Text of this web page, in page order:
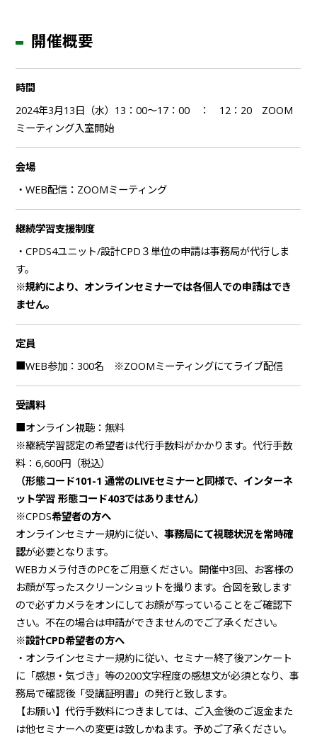
開催概要
時間
2024年3月13日（水）13：00～17：00 ： 12：20 ZOOM
ミーティング入室開始
会場
・WEB配信：ZOOMミーティング
継続学習支援制度
・CPDS4ユニット/設計CPD３単位の申請は事務局が代行しま
す。
※規約により、オンラインセミナーでは各個人での申請はでき
ません。
定員
■WEB参加：300名 ※ZOOMミーティングにてライブ配信
受講料
■オンライン視聴：無料
※継続学習認定の希望者は代行手数料がかかります。代行手数
料：6,600円（税込）
（形態コード101-1 通常のLIVEセミナーと同様で、インターネ
ット学習 形態コード403ではありません）
※CPDS希望者の方へ
オンラインセミナー規約に従い、事務局にて視聴状況を常時確
認が必要となります。
WEBカメラ付きのPCをご用意ください。開催中3回、お客様の
お顔が写ったスクリーンショットを撮ります。合図を致します
ので必ずカメラをオンにしてお顔が写っていることをご確認下
さい。不在の場合は申請ができませんのでご了承ください。
※設計CPD希望者の方へ
・オンラインセミナー規約に従い、セミナー終了後アンケート
に「感想・気づき」等の200文字程度の感想文が必須となり、事
務局で確認後「受講証明書」の発行と致します。
【お願い】代行手数料につきましては、ご入金後のご返金また
は他セミナーへの変更は致しかねます。予めご了承ください。